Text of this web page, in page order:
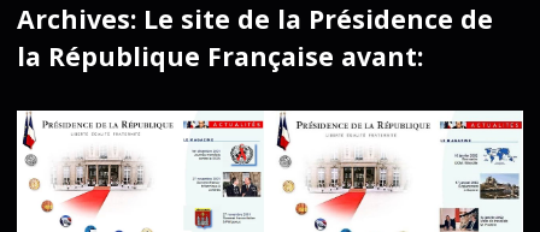
Archives: Le site de la Présidence de
la République Française avant: